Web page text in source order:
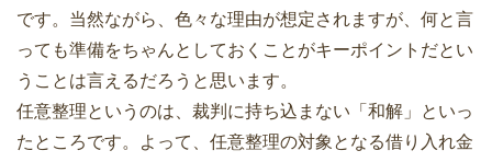
です。当然ながら、色々な理由が想定されますが、何と言
っても準備をちゃんとしておくことがキーポイントだとい
うことは言えるだろうと思います。
任意整理というのは、裁判に持ち込まない「和解」といっ
たところです。よって、任意整理の対象となる借り入れ金